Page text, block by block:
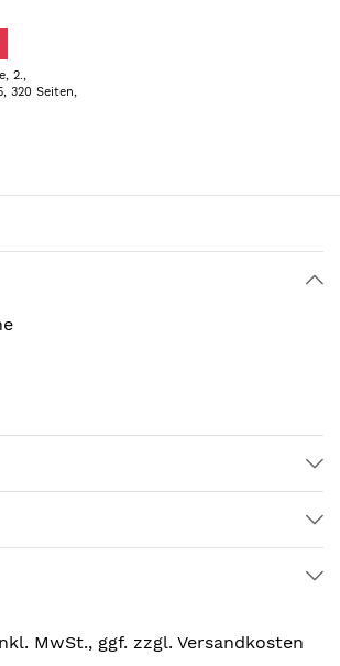
2.,
320 Seiten,
MwSt., ggf. zzgl. Versandkosten